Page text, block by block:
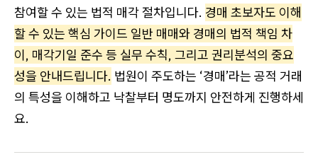
참여할 수 있는 법적 매각 절차입니다. 경매 초보자도 이해
할 수 있는 핵심 가이드 일반 매매와 경매의 법적 책임 차
이, 매각기일 준수 등 실무 수칙, 그리고 권리분석의 중요
성을 안내드립니다. 법원이 주도하는 ‘경매’라는 공적 거래
의 특성을 이해하고 낙찰부터 명도까지 안전하게 진행하세
요.